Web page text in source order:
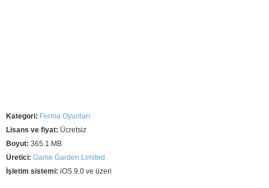
Kategori: Ferma Oyunları
Lisans ve fiyat: Ücretsiz
Boyut: 365.1 MB
Üretici: Game Garden Limited
İşletim sistemi: iOS 9.0 ve üzeri